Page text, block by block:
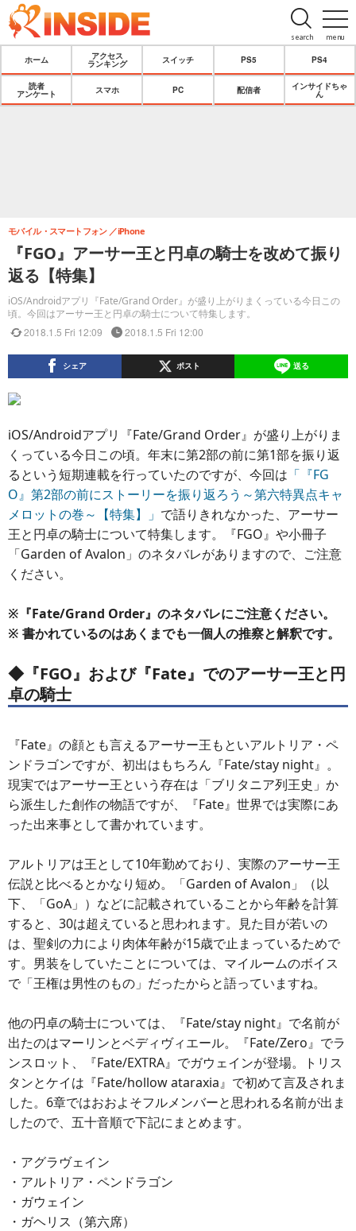
menu
search
ホーム
アクセス
ランキング
スイッチ PS5 PS4
読者
アンケート
スマホ PC 配信者
インサイドちゃ
ん
『FGO』アーサー王と円卓の騎士を改めて振り
返る【特集】
iOS/Androidアプリ『Fate/Grand Order』が盛り上がりまくっている今日この
頃。今回はアーサー王と円卓の騎士について特集します。
モバイル・スマートフォン iPhone
2018.1.5 Fri 12:09 2018.1.5 Fri 12:00
シェア ポスト 送る
iOS/Androidアプリ『Fate/Grand Order』が盛り上がりま
くっている今日この頃。年末に第2部の前に第1部を振り返
るという短期連載を行っていたのですが、今回は 「『FG
O』第2部の前にストーリーを振り返ろう～第六特異点キャ
メロットの巻～【特集】」 で語りきれなかった、アーサー
王と円卓の騎士について特集します。『FGO』や小冊子
「Garden of Avalon」のネタバレがありますので、ご注意
ください。
※『Fate/Grand Order』のネタバレにご注意ください。
※ 書かれているのはあくまでも一個人の推察と解釈です。
◆『FGO』および『Fate』でのアーサー王と円
卓の騎士
『Fate』の顔とも言えるアーサー王もといアルトリア・ペ
ンドラゴンですが、初出はもちろん『Fate/stay night』。
現実ではアーサー王という存在は「ブリタニア列王史」か
ら派生した創作の物語ですが、『Fate』世界では実際にあ
った出来事として書かれています。
アルトリアは王として10年勤めており、実際のアーサー王
伝説と比べるとかなり短め。「Garden of Avalon」（以
下、「GoA」）などに記載されていることから年齢を計算
すると、30は超えていると思われます。見た目が若いの
は、聖剣の力により肉体年齢が15歳で止まっているためで
す。男装をしていたことについては、マイルームのボイス
で「王権は男性のもの」だったからと語っていますね。
他の円卓の騎士については、『Fate/stay night』で名前が
出たのはマーリンとベディヴィエール。『Fate/Zero』でラ
ンスロット、『Fate/EXTRA』でガウェインが登場。トリス
タンとケイは『Fate/hollow ataraxia』で初めて言及されま
した。6章ではおおよそフルメンバーと思われる名前が出ま
したので、五十音順で下記にまとめます。
・アグラヴェイン
・アルトリア・ペンドラゴン
・ガウェイン
・ガヘリス（第六席）